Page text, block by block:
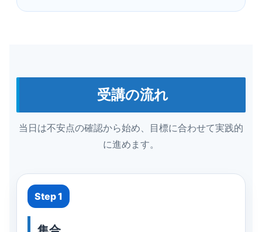
受講の流れ
当日は不安点の確認から始め、目標に合わせて実践的
に進めます。
Step 1